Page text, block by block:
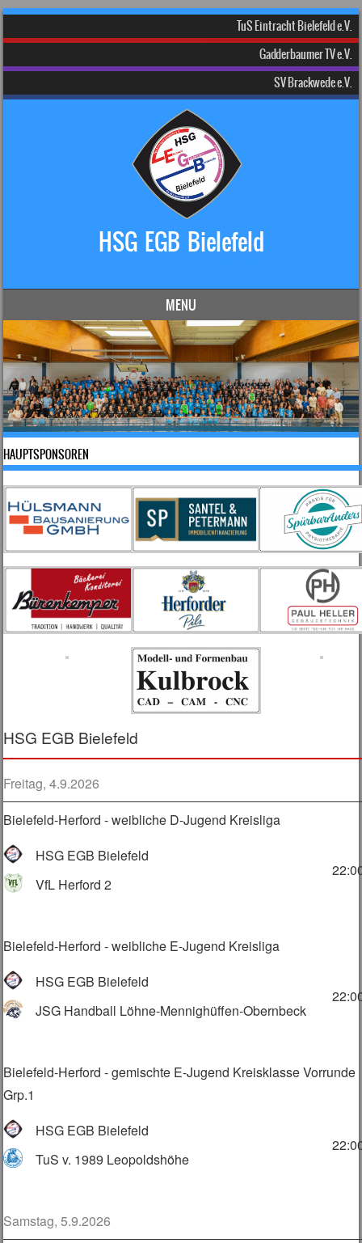
TuS Eintracht Bielefeld e.V.
Gadderbaumer TV e.V.
SV Brackwede e.V.
HSG EGB Bielefeld
MENU
Skip to content
HAUPTSPONSOREN
HSG EGB Bielefeld
Freitag, 4.9.2026
Bielefeld-Herford - weibliche D-Jugend Kreisliga
HSG EGB Bielefeld
VfL Herford 2
Bielefeld-Herford - weibliche E-Jugend Kreisliga
HSG EGB Bielefeld
JSG Handball Löhne-Mennighüffen-Obernbeck
Bielefeld-Herford - gemischte E-Jugend Kreisklasse Vorrunde
Grp.1
HSG EGB Bielefeld
TuS v. 1989 Leopoldshöhe
Samstag, 5.9.2026